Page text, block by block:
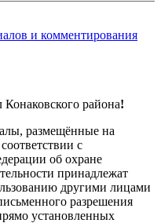
и комментирования
района!
размещённые на
с
об охране
принадлежат
другими лицами
разрешения
установленных